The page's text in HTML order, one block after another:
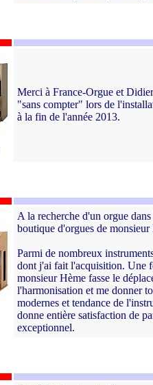
Merci à France-Orgue et
"sans compter" lors de
à la fin de l'année 2013.
A la recherche d'un orgue
boutique d'orgues de
Parmi de nombreux
dont j'ai fait l'acquisition. Une
monsieur Hème fasse le
l'harmonisation et me donner
modernes et tendance de
donne entière satisfaction de
exceptionnel.